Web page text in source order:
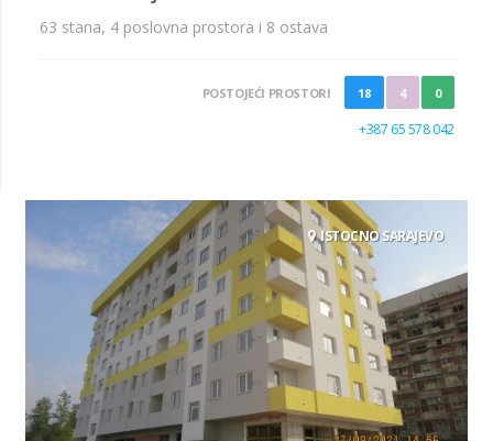
63 stana, 4 poslovna prostora i 8 ostava
POSTOJEĆI PROSTORI 18 4 0
+387 65 578 042
ISTOCNO SARAJEVO